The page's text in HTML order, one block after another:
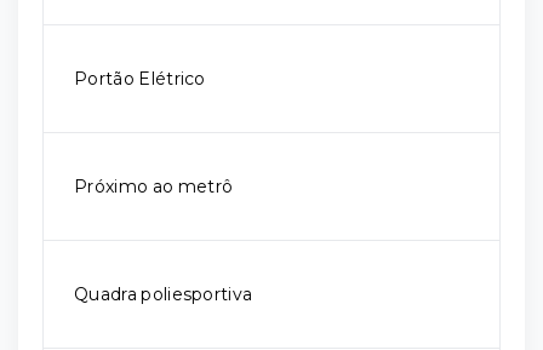
Portão Elétrico
Próximo ao metrô
Quadra poliesportiva